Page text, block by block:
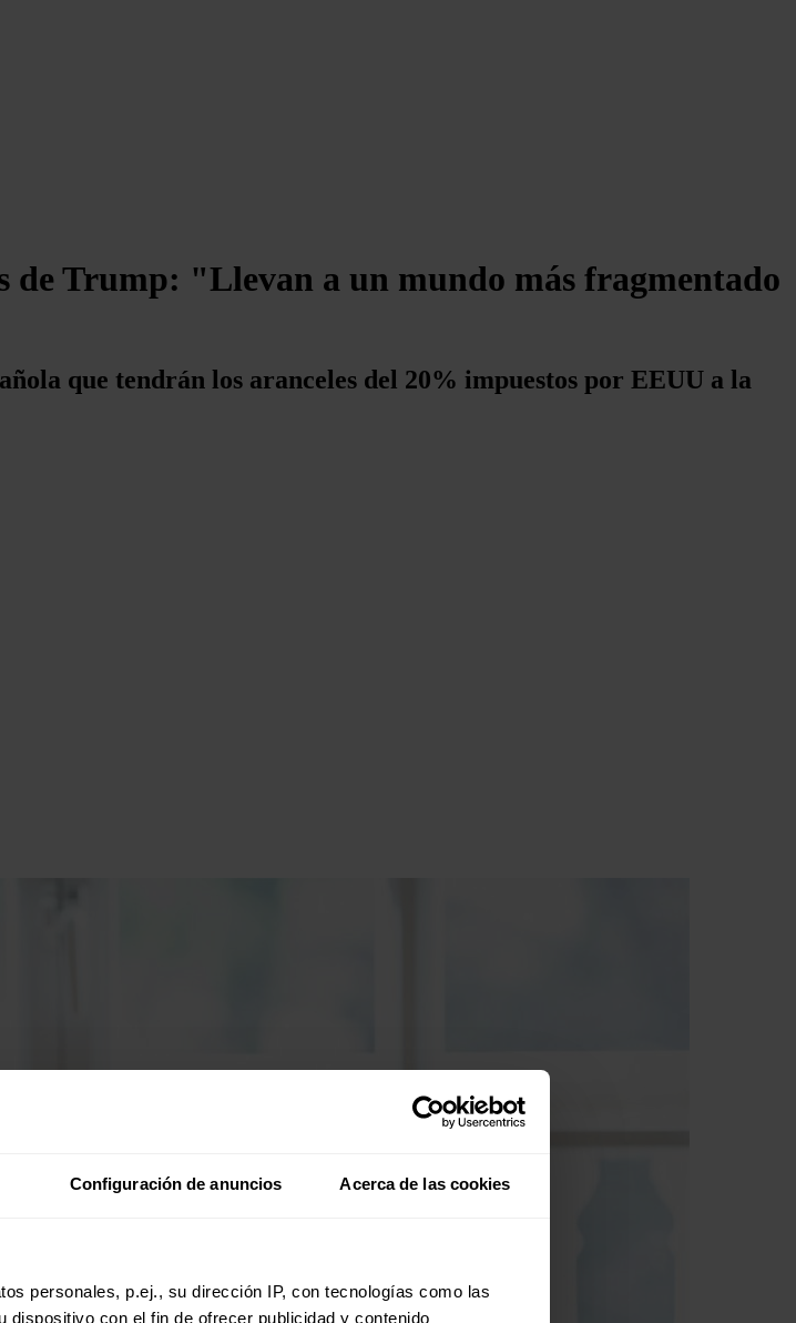
Configuración de anuncios Acerca de las cookies
personales, p.ej., su dirección IP, con tecnologías como las
con el fin de ofrecer publicidad y contenido
de Trump: "Llevan a un mundo más fragmentado
que tendrán los aranceles del 20% impuestos por EEUU a la